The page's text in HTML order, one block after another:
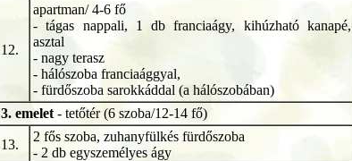
12.
apartman/ 4-6 fő
- tágas nappali, 1 db franciaágy, kihúzható kanapé,
asztal
- nagy terasz
- hálószoba franciaággyal,
- fürdőszoba sarokkáddal (a hálószobában)
3. emelet - tetőtér (6 szoba/12-14 fő)
13.
2 fős szoba, zuhanyfülkés fürdőszoba
- 2 db egyszemélyes ágy